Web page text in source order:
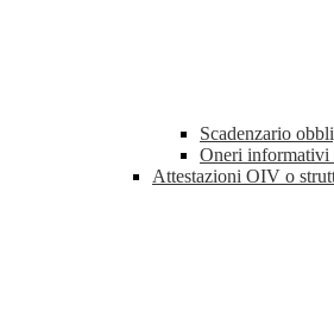
Scadenzario
Oneri informativi
Attestazioni OIV o